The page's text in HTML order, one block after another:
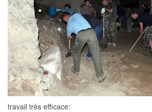
travail très efficace: